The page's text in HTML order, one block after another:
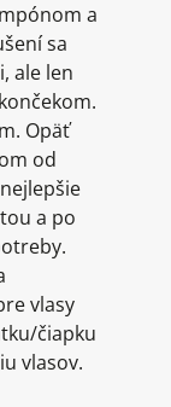
a
sa
ale len
Opäť
od
a po
vlasy
čiapku
vlasov.